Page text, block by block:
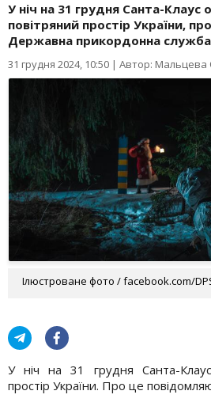
У ніч на 31 грудня Санта-Клаус
повітряний простір України,
Державна прикордонна
31 грудня 2024, 10:50 | Автор: Мальцева
Ілюстроване фото / facebook.com/
У ніч на 31 грудня Санта-
простір України. Про це